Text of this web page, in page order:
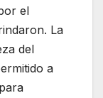
el
La
del
a